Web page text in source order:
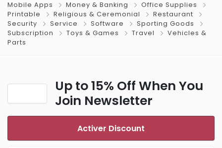
Mobile Apps
Money & Banking
Office Supplies
Printable
Religious & Ceremonial
Restaurant
Security
Service Software
Sporting Goods
Subscription
Toys & Games Travel
Vehicles &
Parts
Up to 15% Off When You
Join Newsletter
Activer Discount